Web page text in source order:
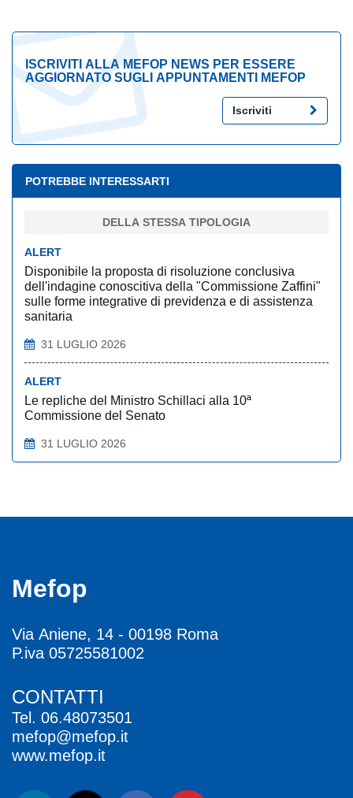
ISCRIVITI ALLA MEFOP NEWS PER ESSERE
AGGIORNATO SUGLI APPUNTAMENTI MEFOP
Iscriviti
POTREBBE INTERESSARTI
DELLA STESSA TIPOLOGIA
ALERT
Disponibile la proposta di risoluzione conclusiva
dell'indagine conoscitiva della "Commissione Zaffini"
sulle forme integrative di previdenza e di assistenza
sanitaria
31 LUGLIO 2026
ALERT
Le repliche del Ministro Schillaci alla 10ª
Commissione del Senato
31 LUGLIO 2026
Mefop
Via Aniene, 14 - 00198 Roma
P.iva 05725581002
CONTATTI
Tel. 06.48073501
mefop@mefop.it
www.mefop.it